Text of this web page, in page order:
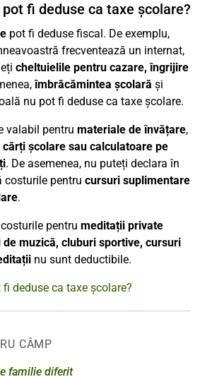
fi deduse ca taxe școlare?
pot fi deduse fiscal. De exemplu,
frecventează un internat,
cheltuielile pentru cazare, îngrijire
îmbrăcămintea școlară și
nu pot fi deduse ca taxe școlare.
valabil pentru materiale de învățare,
cărți școlare sau calculatoare pe
. De asemenea, nu puteți declara în
costurile pentru cursuri suplimentare
.
pentru meditații private
muzică, cluburi sportive, cursuri
nu sunt deductibile.
deduse ca taxe școlare?
CÂMP
familie diferit